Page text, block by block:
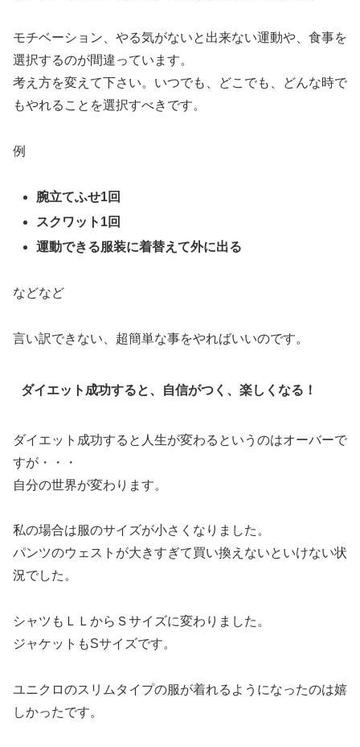
モチベーション、やる気がないと出来ない運動や、食事を
選択するのが間違っています。
考え方を変えて下さい。いつでも、どこでも、どんな時で
もやれることを選択すべきです。
例
腕立てふせ1回
スクワット1回
運動できる服装に着替えて外に出る
などなど
言い訳できない、超簡単な事をやればいいのです。
ダイエット成功すると、自信がつく、楽しくなる！
ダイエット成功すると人生が変わるというのはオーバーで
すが・・・
自分の世界が変わります。
私の場合は服のサイズが小さくなりました。
パンツのウェストが大きすぎて買い換えないといけない状
況でした。
シャツもＬＬからＳサイズに変わりました。
ジャケットもSサイズです。
ユニクロのスリムタイプの服が着れるようになったのは嬉
しかったです。